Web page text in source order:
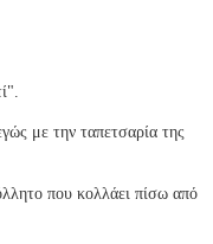
με την ταπετσαρία της
που κολλάει πίσω από